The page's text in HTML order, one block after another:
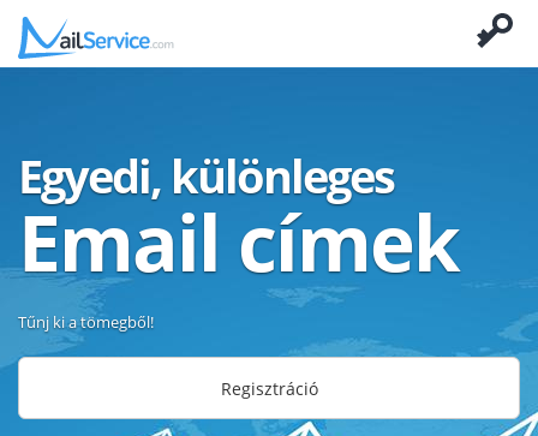
Egyedi, különleges
Email címek
Tűnj ki a tömegből!
Regisztráció